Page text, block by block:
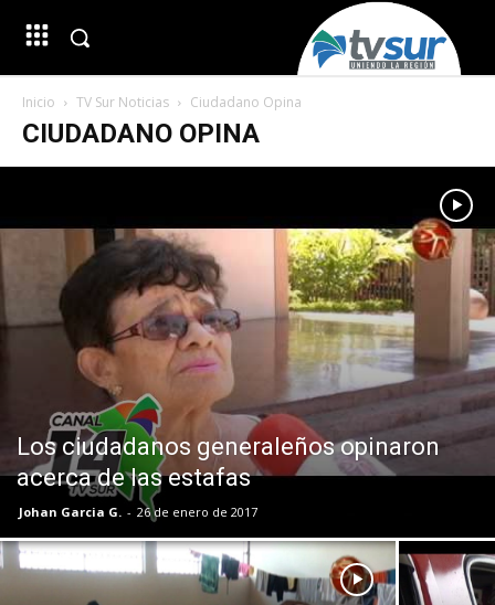
Inicio TV Sur Noticias Ciudadano Opina
CIUDADANO OPINA
Los ciudadanos generaleños opinaron
acerca de las estafas
Johan Garcia G. - 26 de enero de 2017